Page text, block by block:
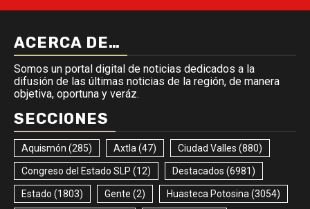
ACERCA DE…
Somos un portal digital de noticias dedicados a la
difusión de las últimas noticias de la región, de manera
objetiva, oportuna y veráz.
SECCIONES
Aquismón (285) Axtla (47) Ciudad Valles (880)
Congreso del Estado SLP (12) Destacados (6981)
Estado (1803) Gente (2) Huasteca Potosina (3054)